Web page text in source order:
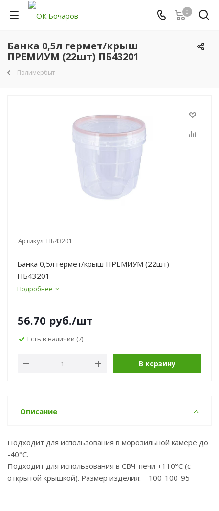
0
Банка 0,5л гермет/крыш
ПРЕМИУМ (22шт) ПБ43201
Полимербыт
Артикул: ПБ43201
Банка 0,5л гермет/крыш ПРЕМИУМ (22шт)
ПБ43201
Подробнее
56.70 руб./шт
Есть в наличии (7)
В корзину
Описание
Подходит для использования в морозильной камере до
-40°C.
Подходит для использования в СВЧ-печи +110°C (с
открытой крышкой). Размер изделия: 100-100-95